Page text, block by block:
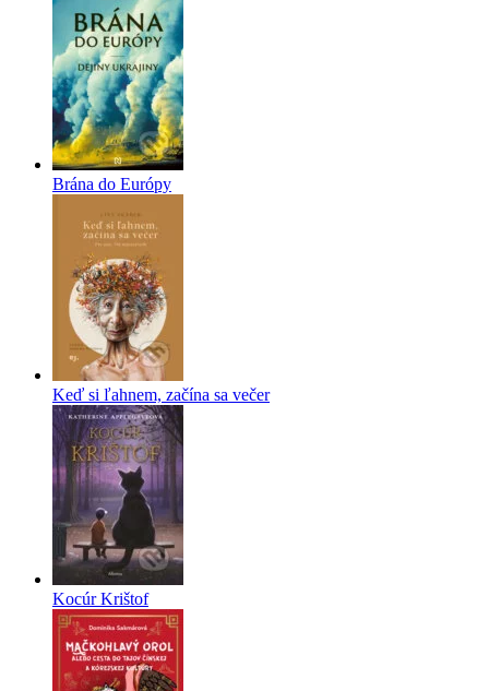
Brána do Európy
Keď si ľahnem, začína sa večer
Kocúr Krištof